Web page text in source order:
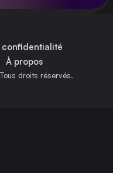
À propos
droits réservés.